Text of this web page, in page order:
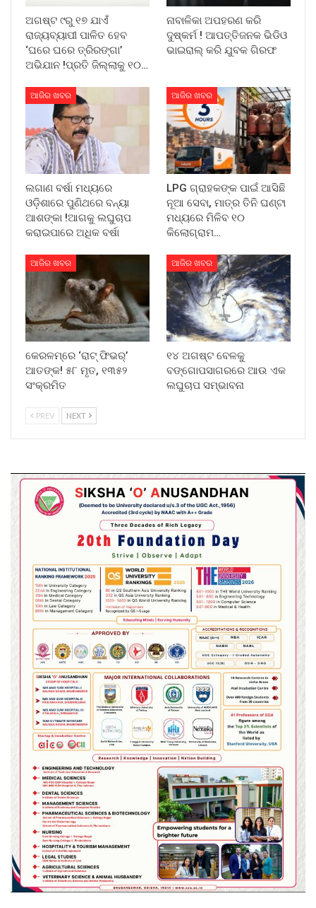
ଅଗଷ୍ଟ ୯ରୁ ୧୭ ଯାଏଁ
ରାଜ୍ୟବ୍ୟାପୀ ପାଳିତ ହେବ
‘ଘରେ ଘରେ ତ୍ରିରଙ୍ଗା’
ଅଭିଯାନ !ପ୍ରତି ଜିଲ୍ଲାକୁ ୧୦…
ନାବାଳିକା ଅପହରଣ କରି
ଦୁଷ୍କର୍ମ ! ଆପତ୍ତିଜନକ ଭିଡିଓ
ଭାଇରାଲ୍ କରି ଯୁବକ ଗିରଫ
ଆଜିର ଖବର
ଲଗାଣ ବର୍ଷା ମଧ୍ୟରେ
ଓଡ଼ିଶାରେ ପୁଣିଥରେ ବନ୍ୟା
ଆଶଙ୍କା !ଆଗକୁ ଲଘୁଚାପ
କରାଇପାରେ ଅଧିକ ବର୍ଷା
ଆଜିର ଖବର
LPG ଗ୍ରାହକଙ୍କ ପାଇଁ ଆସିଛି
ନୂଆ ସେବା, ମାତ୍ର ତିନି ଘଣ୍ଟା
ମଧ୍ୟରେ ମିଳିବ ୧୦
କିଲୋଗ୍ରାମ…
ଆଜିର ଖବର
କେରଳମ୍‌ରେ ‘ରାଟ୍ ଫିଭର୍’
ଆତଙ୍କ! ୫୮ ମୃତ, ୧୩୫୨
ସଂକ୍ରମିତ
ଆଜିର ଖବର
୧୪ ଅଗଷ୍ଟ ବେଳକୁ
ବଙ୍ଗୋପସାଗରରେ ଆଉ ଏକ
ଲଘୁଚାପ ସମ୍ଭାବନା
PREV NEXT